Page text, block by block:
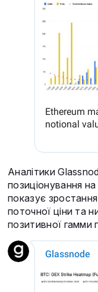
Аналітики
позиціонування
показує зростання
поточної ціни та
позитивної